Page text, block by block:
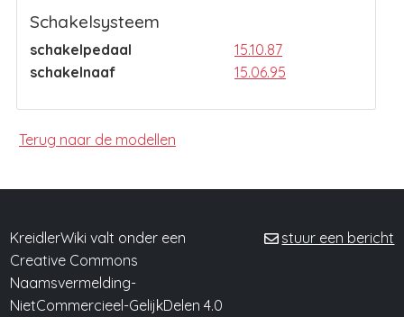
Schakelsysteem
schakelpedaal
15.10.87
schakelnaaf
15.06.95
Terug naar de modellen
KreidlerWiki valt onder een
Creative Commons
Naamsvermelding-
NietCommercieel-GelijkDelen 4.0
stuur een bericht